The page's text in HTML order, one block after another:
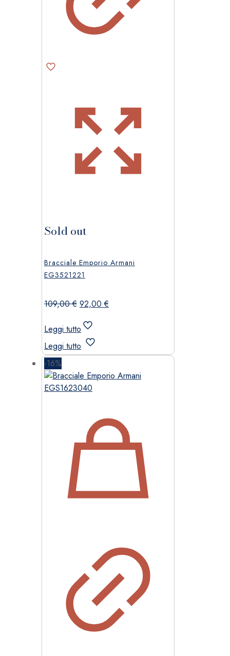
Sold out
Bracciale Emporio Armani
EG3521221
109,00€ Il
originale
era:
109,00 €.
92,00€
92,00 €.
Leggi tutto
Leggi tutto
-16%